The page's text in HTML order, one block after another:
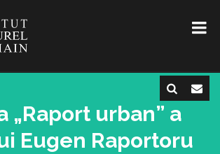
„Raport urban” a
Eugen Raportoru